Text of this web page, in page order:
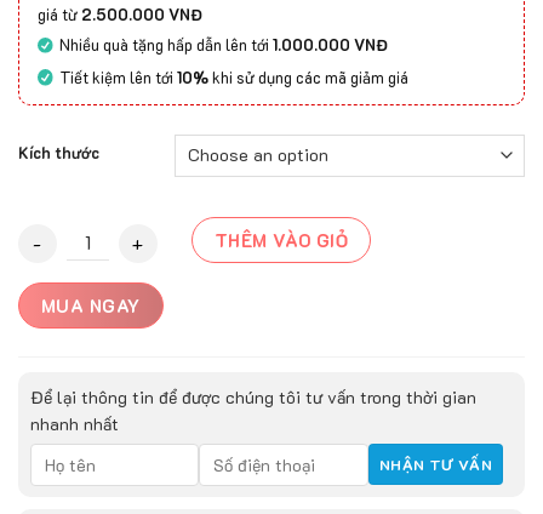
giá từ 2.500.000 VNĐ
Nhiều quà tặng hấp dẫn lên tới1.000.000 VNĐ
Tiết kiệm lên tới10%khi sử dụng các mã giảm giá
Kích thước
Thảm trải sàn TOMMY- TR-01E quantity
THÊM VÀO GIỎ
MUA NGAY
Để lại thông tin để được chúng tôi tư vấn trong thời gian
nhanh nhất